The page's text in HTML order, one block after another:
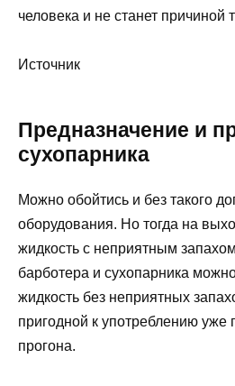
человека и не станет причиной
Источник
Предназначение и
сухопарника
Можно обойтись и без такого
оборудования. Но тогда на
жидкость с неприятным
барботера и сухопарника
жидкость без неприятных
пригодной к употреблению уже
прогона.